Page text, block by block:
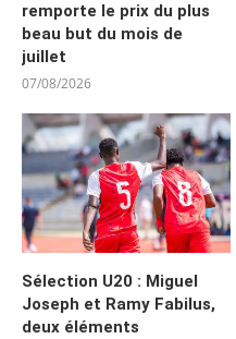
remporte le prix du plus
beau but du mois de
juillet
07/08/2026
Sélection U20 : Miguel
Joseph et Ramy Fabilus,
deux éléments